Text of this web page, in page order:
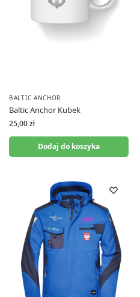
BALTIC ANCHOR
Baltic Anchor Kubek
25,00zł
Dodaj do koszyka